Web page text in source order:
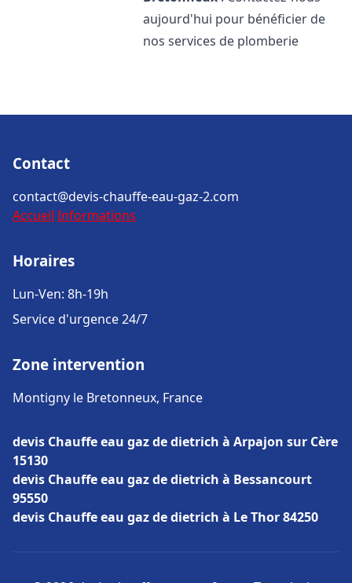
aujourd'hui pour bénéficier de
nos services de plomberie
Contact
contact@devis-chauffe-eau-gaz-2.com
Accueil Informations
Horaires
Lun-Ven: 8h-19h
Service d'urgence 24/7
Zone intervention
Montigny le Bretonneux, France
devis Chauffe eau gaz de dietrich à Arpajon sur Cère
15130
devis Chauffe eau gaz de dietrich à Bessancourt
95550
devis Chauffe eau gaz de dietrich à Le Thor 84250